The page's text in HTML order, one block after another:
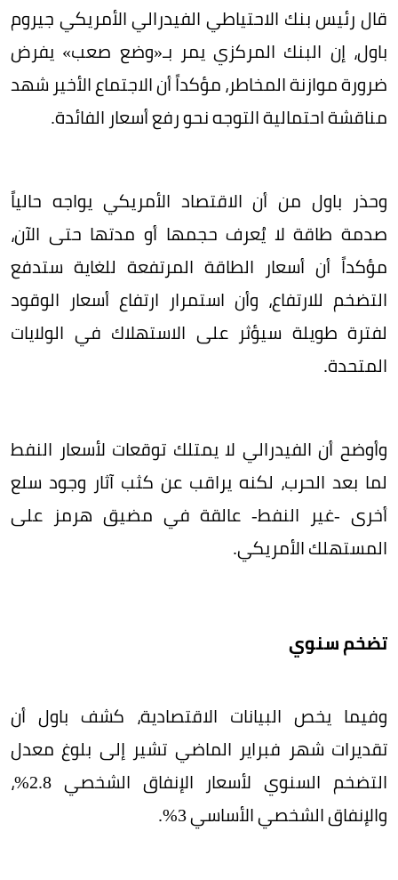
قال رئيس بنك الاحتياطي الفيدرالي الأمريكي جيروم
باول، إن البنك المركزي يمر بـ«وضع صعب» يفرض
ضرورة موازنة المخاطر، مؤكداً أن الاجتماع الأخير شهد
مناقشة احتمالية التوجه نحو رفع أسعار الفائدة.
وحذر باول من أن الاقتصاد الأمريكي يواجه حالياً
صدمة طاقة لا يُعرف حجمها أو مدتها حتى الآن،
مؤكداً أن أسعار الطاقة المرتفعة للغاية ستدفع
التضخم للارتفاع، وأن استمرار ارتفاع أسعار الوقود
لفترة طويلة سيؤثر على الاستهلاك في الولايات
المتحدة.
وأوضح أن الفيدرالي لا يمتلك توقعات لأسعار النفط
لما بعد الحرب، لكنه يراقب عن كثب آثار وجود سلع
أخرى -غير النفط- عالقة في مضيق هرمز على
المستهلك الأمريكي.
تضخم سنوي
وفيما يخص البيانات الاقتصادية، كشف باول أن
تقديرات شهر فبراير الماضي تشير إلى بلوغ معدل
التضخم السنوي لأسعار الإنفاق الشخصي 2.8%،
والإنفاق الشخصي الأساسي 3%.